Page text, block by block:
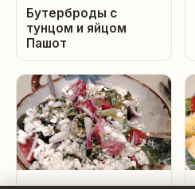
Бутерброды с
тунцом и яйцом
Пашот